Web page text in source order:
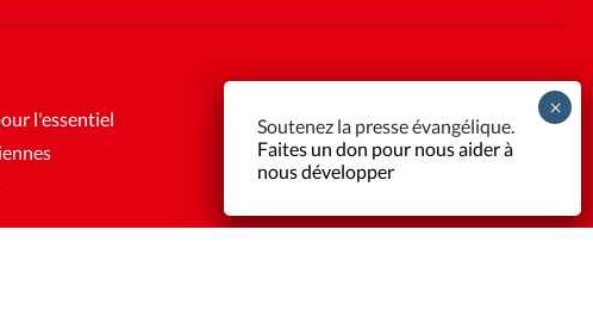
l'essentiel
Soutenez la presse évangélique.
Faites un don pour nous aider à
nous développer